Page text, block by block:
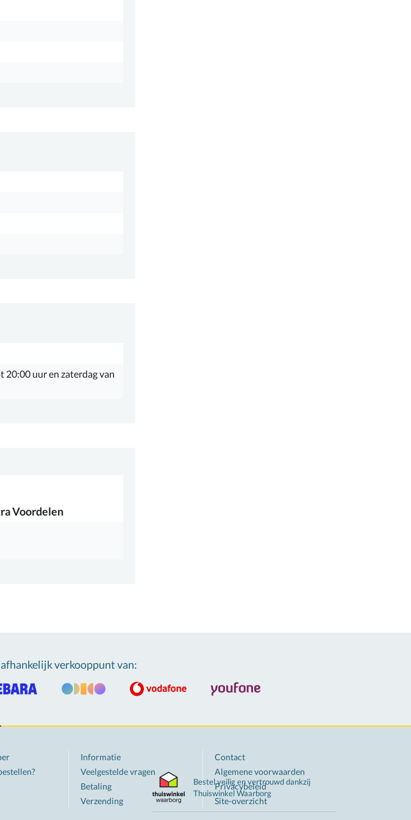
20:00 uur en zaterdag van
Voordelen
Bestel veilig en vertrouwd dankzij
ThuiswinkelWaarborg
verkooppunt van:
Informatie
Veelgestelde vragen
Betaling
Verzending
Contact
Algemene voorwaarden
Privacybeleid
Site-overzicht